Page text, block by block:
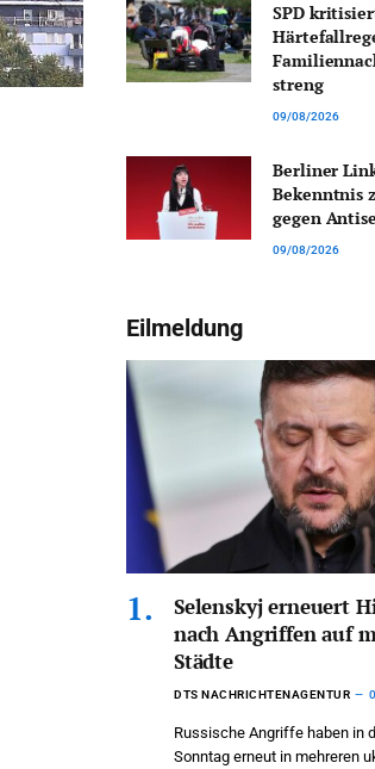
SPD
streng
09/08/2026
Berliner
Bekenntnis
gegen
09/08/2026
Eilmeldung
Selenskyj erneuert
nach Angriffen auf
Städte
DTS NACHRICHTENAGENTUR
Russische Angriffe haben in
Sonntag erneut in mehreren